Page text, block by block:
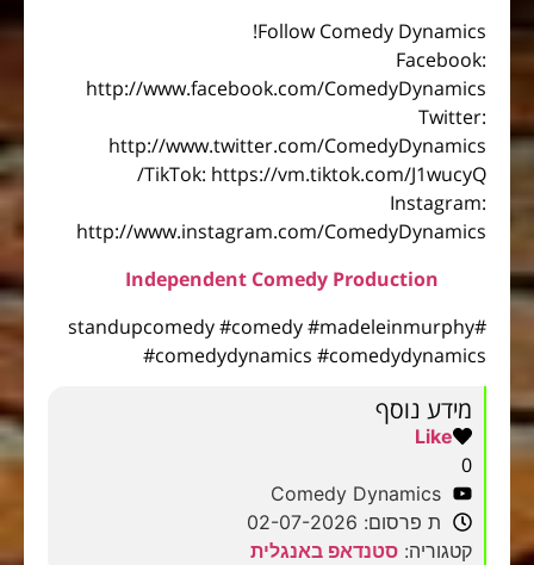
Follow Comedy Dynamics!
Facebook:
http://www.facebook.com/ComedyDynamics
Twitter:
http://www.twitter.com/ComedyDynamics
TikTok: https://vm.tiktok.com/J1wucyQ/
Instagram:
http://www.instagram.com/ComedyDynamics
Independent Comedy Production
#standupcomedy #comedy #madeleinmurphy
#comedydynamics #comedydynamics
מידע נוסף
Like
0
Comedy Dynamics
ת פרסום: 02-07-2026
קטגוריה: סטנדאפ באנגלית